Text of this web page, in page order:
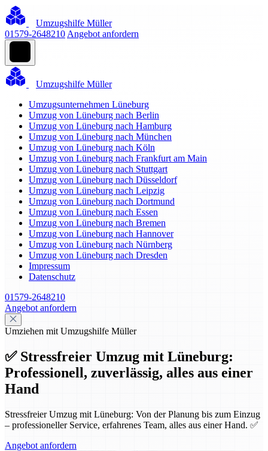
Umzugshilfe Müller
01579-2648210 Angebot anfordern
Umzugshilfe Müller
Umzugsunternehmen Lüneburg
Umzug von Lüneburg nach Berlin
Umzug von Lüneburg nach Hamburg
Umzug von Lüneburg nach München
Umzug von Lüneburg nach Köln
Umzug von Lüneburg nach Frankfurt am Main
Umzug von Lüneburg nach Stuttgart
Umzug von Lüneburg nach Düsseldorf
Umzug von Lüneburg nach Leipzig
Umzug von Lüneburg nach Dortmund
Umzug von Lüneburg nach Essen
Umzug von Lüneburg nach Bremen
Umzug von Lüneburg nach Hannover
Umzug von Lüneburg nach Nürnberg
Umzug von Lüneburg nach Dresden
Impressum
Datenschutz
01579-2648210
Angebot anfordern
Umziehen mit Umzugshilfe Müller
✅ Stressfreier Umzug mit Lüneburg:
Professionell, zuverlässig, alles aus einer
Hand
Stressfreier Umzug mit Lüneburg: Von der Planung bis zum Einzug
– professioneller Service, erfahrenes Team, alles aus einer Hand. ✅
Angebot anfordern